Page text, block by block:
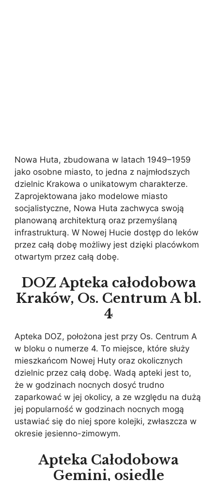
Nowa Huta, zbudowana w latach 1949–1959
jako osobne miasto, to jedna z najmłodszych
dzielnic Krakowa o unikatowym charakterze.
Zaprojektowana jako modelowe miasto
socjalistyczne, Nowa Huta zachwyca swoją
planowaną architekturą oraz przemyślaną
infrastrukturą. W Nowej Hucie dostęp do leków
przez całą dobę możliwy jest dzięki placówkom
otwartym przez całą dobę.
DOZ Apteka całodobowa
Kraków, Os. Centrum A bl.
4
Apteka DOZ, położona jest przy Os. Centrum A
w bloku o numerze 4. To miejsce, które służy
mieszkańcom Nowej Huty oraz okolicznych
dzielnic przez całą dobę. Wadą apteki jest to,
że w godzinach nocnych dosyć trudno
zaparkować w jej okolicy, a ze względu na dużą
jej popularność w godzinach nocnych mogą
ustawiać się do niej spore kolejki, zwłaszcza w
okresie jesienno-zimowym.
Apteka Całodobowa
Gemini, osiedle